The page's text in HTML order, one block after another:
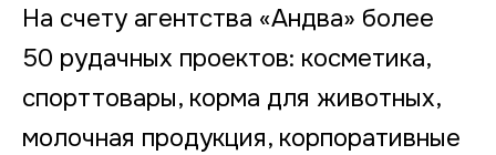
На счету агентства «Андва» более
50 pудачных проектов: косметика,
спорттовары, корма для животных,
молочная продукция, корпоративные